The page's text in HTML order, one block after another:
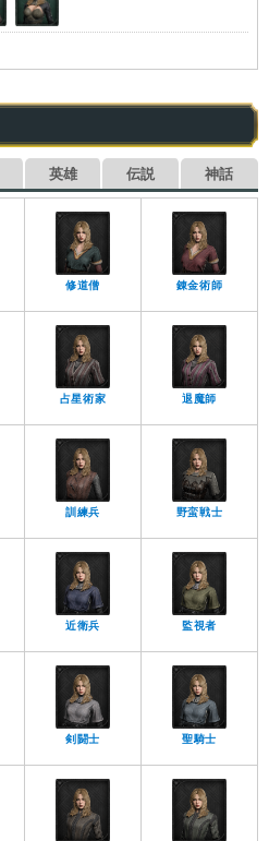
英雄 伝説 神話
修道僧 錬金術師
占星術家 退魔師
訓練兵 野蛮戦士
近衛兵 監視者
剣闘士 聖騎士